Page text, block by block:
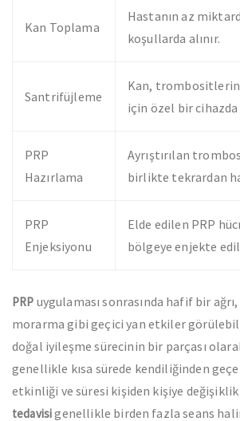
Kan Toplama
Hastanın az
koşullarda alınır.
Santrifüjleme
Kan, trombositlerin
için özel bir
PRP
Hazırlama
Ayrıştırılan
birlikte tekrardan
PRP
Enjeksiyonu
Elde edilen PRP
bölgeye enjekte
PRP uygulaması sonrasında hafif bir
morarma gibi geçici yan etkiler
doğal iyileşme sürecinin bir parçası
genellikle kısa sürede kendiliğinden
etkinliği ve süresi kişiden kişiye
tedavisigenellikle birden fazla seans